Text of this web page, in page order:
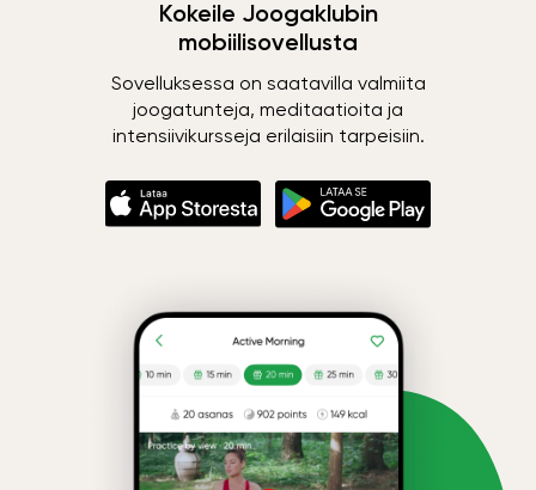
Kokeile Joogaklubin
mobiilisovellusta
Sovelluksessa on saatavilla valmiita
joogatunteja, meditaatioita ja
intensiivikursseja erilaisiin tarpeisiin.